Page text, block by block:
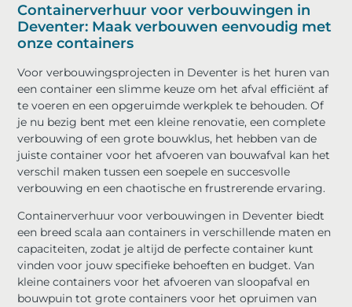
Containerverhuur voor verbouwingen in
Deventer: Maak verbouwen eenvoudig met
onze containers
Voor verbouwingsprojecten in Deventer is het huren van
een container een slimme keuze om het afval efficiënt af
te voeren en een opgeruimde werkplek te behouden. Of
je nu bezig bent met een kleine renovatie, een complete
verbouwing of een grote bouwklus, het hebben van de
juiste container voor het afvoeren van bouwafval kan het
verschil maken tussen een soepele en succesvolle
verbouwing en een chaotische en frustrerende ervaring.
Containerverhuur voor verbouwingen in Deventer biedt
een breed scala aan containers in verschillende maten en
capaciteiten, zodat je altijd de perfecte container kunt
vinden voor jouw specifieke behoeften en budget. Van
kleine containers voor het afvoeren van sloopafval en
bouwpuin tot grote containers voor het opruimen van